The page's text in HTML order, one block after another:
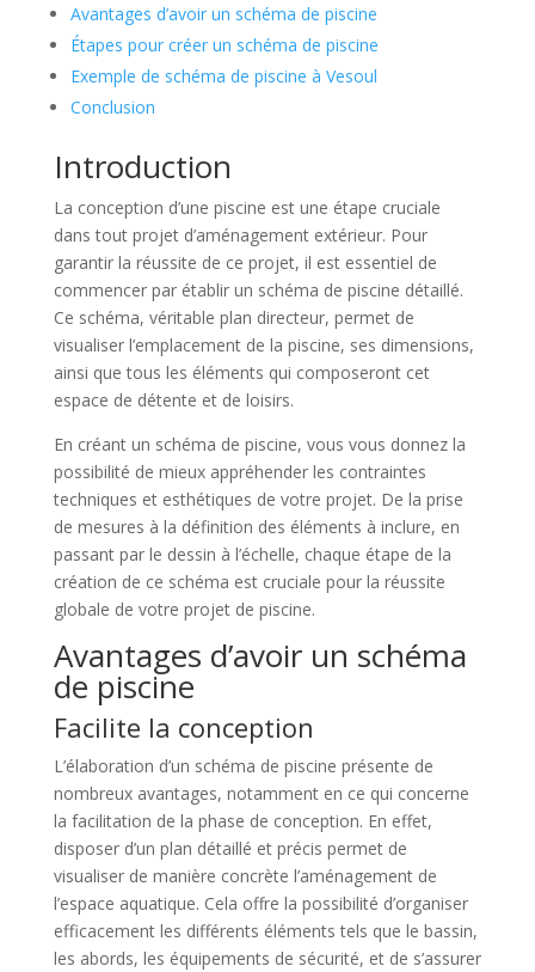
Avantages d’avoir un schéma de piscine
Étapes pour créer un schéma de piscine
Exemple de schéma de piscine à Vesoul
Conclusion
Introduction
La conception d’une piscine est une étape cruciale
dans tout projet d’aménagement extérieur. Pour
garantir la réussite de ce projet, il est essentiel de
commencer par établir un schéma de piscine détaillé.
Ce schéma, véritable plan directeur, permet de
visualiser l’emplacement de la piscine, ses dimensions,
ainsi que tous les éléments qui composeront cet
espace de détente et de loisirs.
En créant un schéma de piscine, vous vous donnez la
possibilité de mieux appréhender les contraintes
techniques et esthétiques de votre projet. De la prise
de mesures à la définition des éléments à inclure, en
passant par le dessin à l’échelle, chaque étape de la
création de ce schéma est cruciale pour la réussite
globale de votre projet de piscine.
Avantages d’avoir un schéma
de piscine
Facilite la conception
L’élaboration d’un schéma de piscine présente de
nombreux avantages, notamment en ce qui concerne
la facilitation de la phase de conception. En effet,
disposer d’un plan détaillé et précis permet de
visualiser de manière concrète l’aménagement de
l’espace aquatique. Cela offre la possibilité d’organiser
efficacement les différents éléments tels que le bassin,
les abords, les équipements de sécurité, et de s’assurer